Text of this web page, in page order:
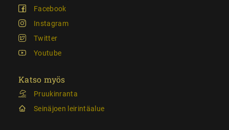
Facebook
Instagram
Twitter
Youtube
Katso myös
Pruukinranta
Seinäjoen leirintäalue